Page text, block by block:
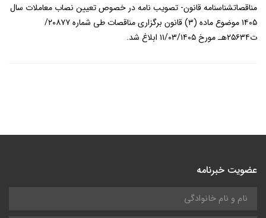
مناقصاتشناسنامه قانون- تصويب نامه در خصوص تعيين نصاب معاملات سال
۱۴۰۵ موضوع ماده (۳) قانون برگزاری مناقصات طی شماره ۲۰۸۷۷/
ت۲۵۶۳۴هـ مورخ ۱۱/۰۳/۱۴۰۵ ابلاغ شد.
عضویت خبرنامه